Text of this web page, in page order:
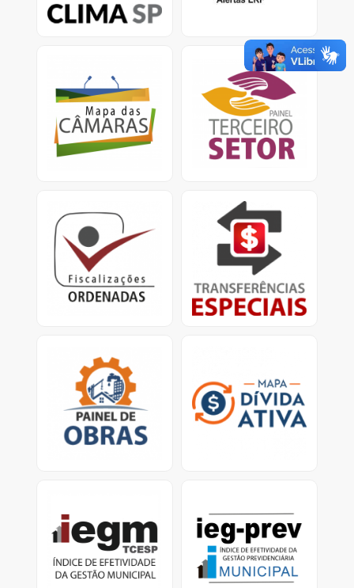
climáticas.
Informações sobre Gasto
com pessoal e custeio
no Legislativo nos
municípios.
Painel Terceiro Setor
A plataforma apresenta
dados e informações
sobre os ajustes com
entidades do Terceiro
Setor.
Relatórios consolidados
para divulgação
de resultados e
providências cabíveis.
Transferências Especiais
Apresenta informações
detalhadas sobre as
transferências especiais,
conhecidas como
emendas pix.<
Mapa virtual que
permite que o cidadão
verifique obras em
atraso e/ou paralisadas.
Ferramenta traz dados
sobre os esforços dos
municípios para
recuperar valores
Índice de Efetividade da
Gestão Municipal -
Dados e Relatórios
Índice de Efetividade da
Gestão Previdenciária
Previdência Municipal -
dados dos Municípios